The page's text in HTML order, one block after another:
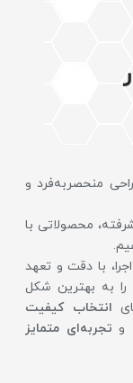
منحصربه‌فرد و
محصولاتی با
با دقت و تعهد
به بهترین شکل
انتخاب کیفیت
و تجربه‌ای متمایز